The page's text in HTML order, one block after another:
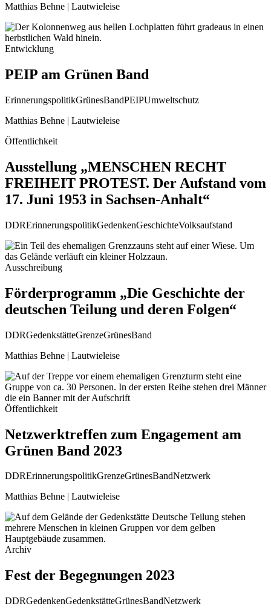
Matthias Behne | Lautwieleise
Entwicklung
PEIP am Grünen Band
ErinnerungspolitikGrünesBandPEIPUmweltschutz
Matthias Behne | Lautwieleise
Öffentlichkeit
Ausstellung „MENSCHEN RECHT
FREIHEIT PROTEST. Der Aufstand vom
17. Juni 1953 in Sachsen-Anhalt“
DDRErinnerungspolitikGedenkenGeschichteVolksaufstand
Ausschreibung
Förderprogramm „Die Geschichte der
deutschen Teilung und deren Folgen“
DDRGedenkstätteGrenzeGrünesBand
Matthias Behne | Lautwieleise
Öffentlichkeit
Netzwerktreffen zum Engagement am
Grünen Band 2023
DDRErinnerungspolitikGrenzeGrünesBandNetzwerk
Matthias Behne | Lautwieleise
Archiv
Fest der Begegnungen 2023
DDRGedenkenGedenkstätteGrünesBandNetzwerk